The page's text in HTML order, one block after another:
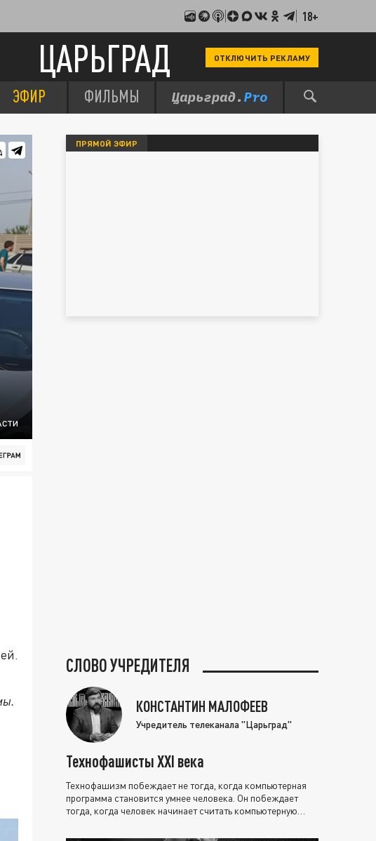
18+
ЦАРЬГРАД ОТКЛЮЧИТЬ РЕКЛАМУ
ЭФИР ФИЛЬМЫ
ПРЯМОЙ ЭФИР
СЛОВО УЧРЕДИТЕЛЯ
КОНСТАНТИН МАЛОФЕЕВ
Учредитель телеканала "Царьград"
Технофашисты XXI века
Технофашизм побеждает не тогда, когда компьютерная
программа становится умнее человека. Он побеждает
тогда, когда человек начинает считать компьютерную